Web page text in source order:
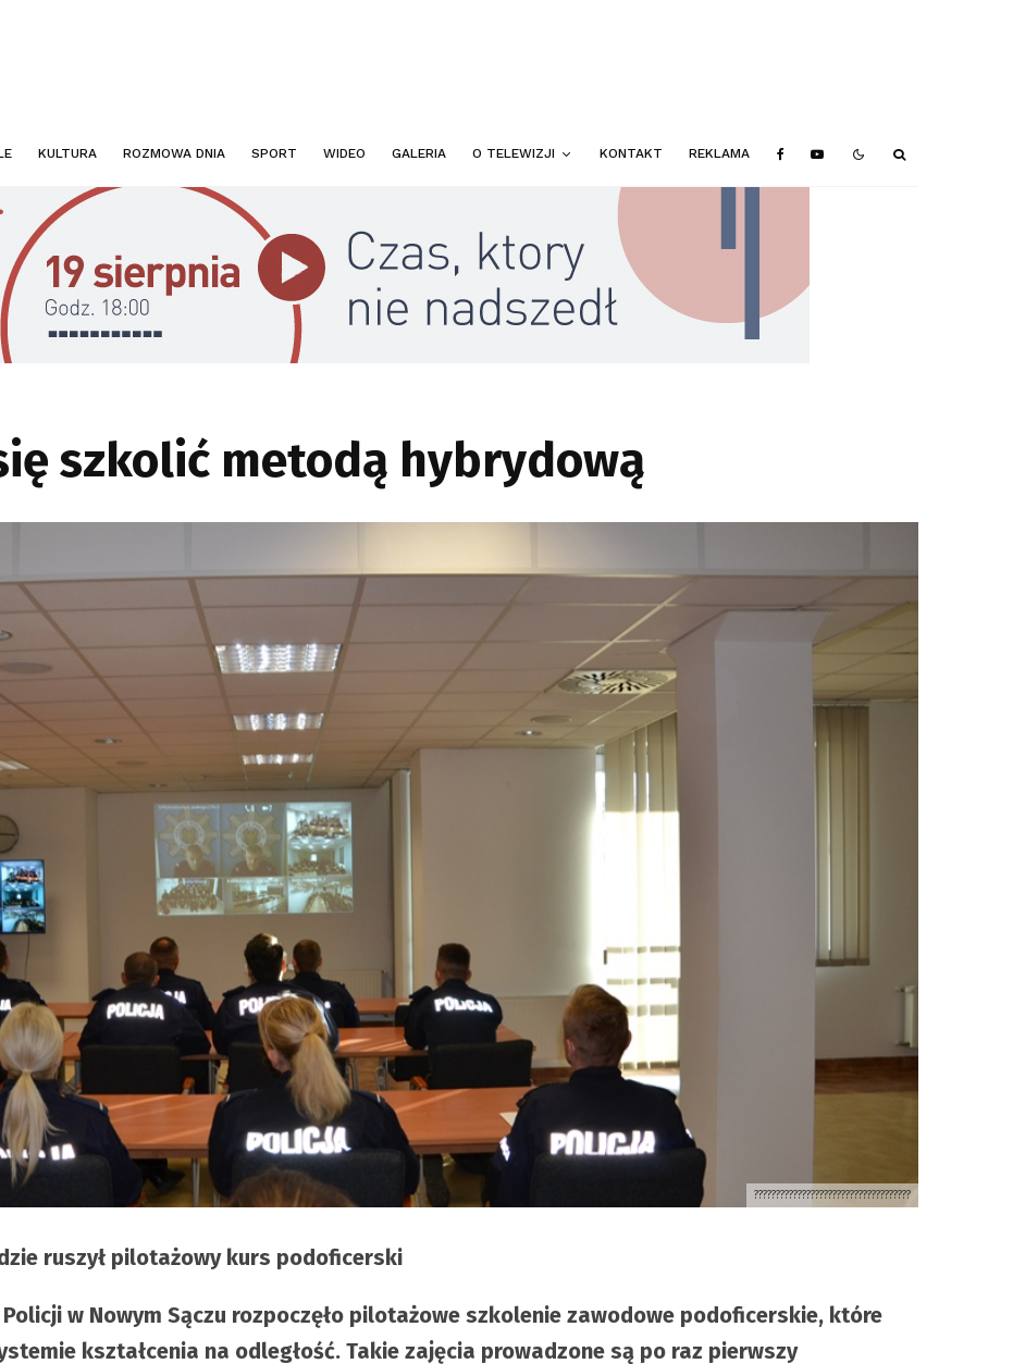
KULTURA ROZMOWA DNIA SPORT WIDEO GALERIA O TELEWIZJI KONTAKT REKLAMA
szkolić metodą hybrydową
????????????????????????????????????
ruszył pilotażowy kurs podoficerski
w Nowym Sączu rozpoczęło pilotażowe szkolenie zawodowe podoficerskie, które
kształcenia na odległość. Takie zajęcia prowadzone są po raz pierwszy